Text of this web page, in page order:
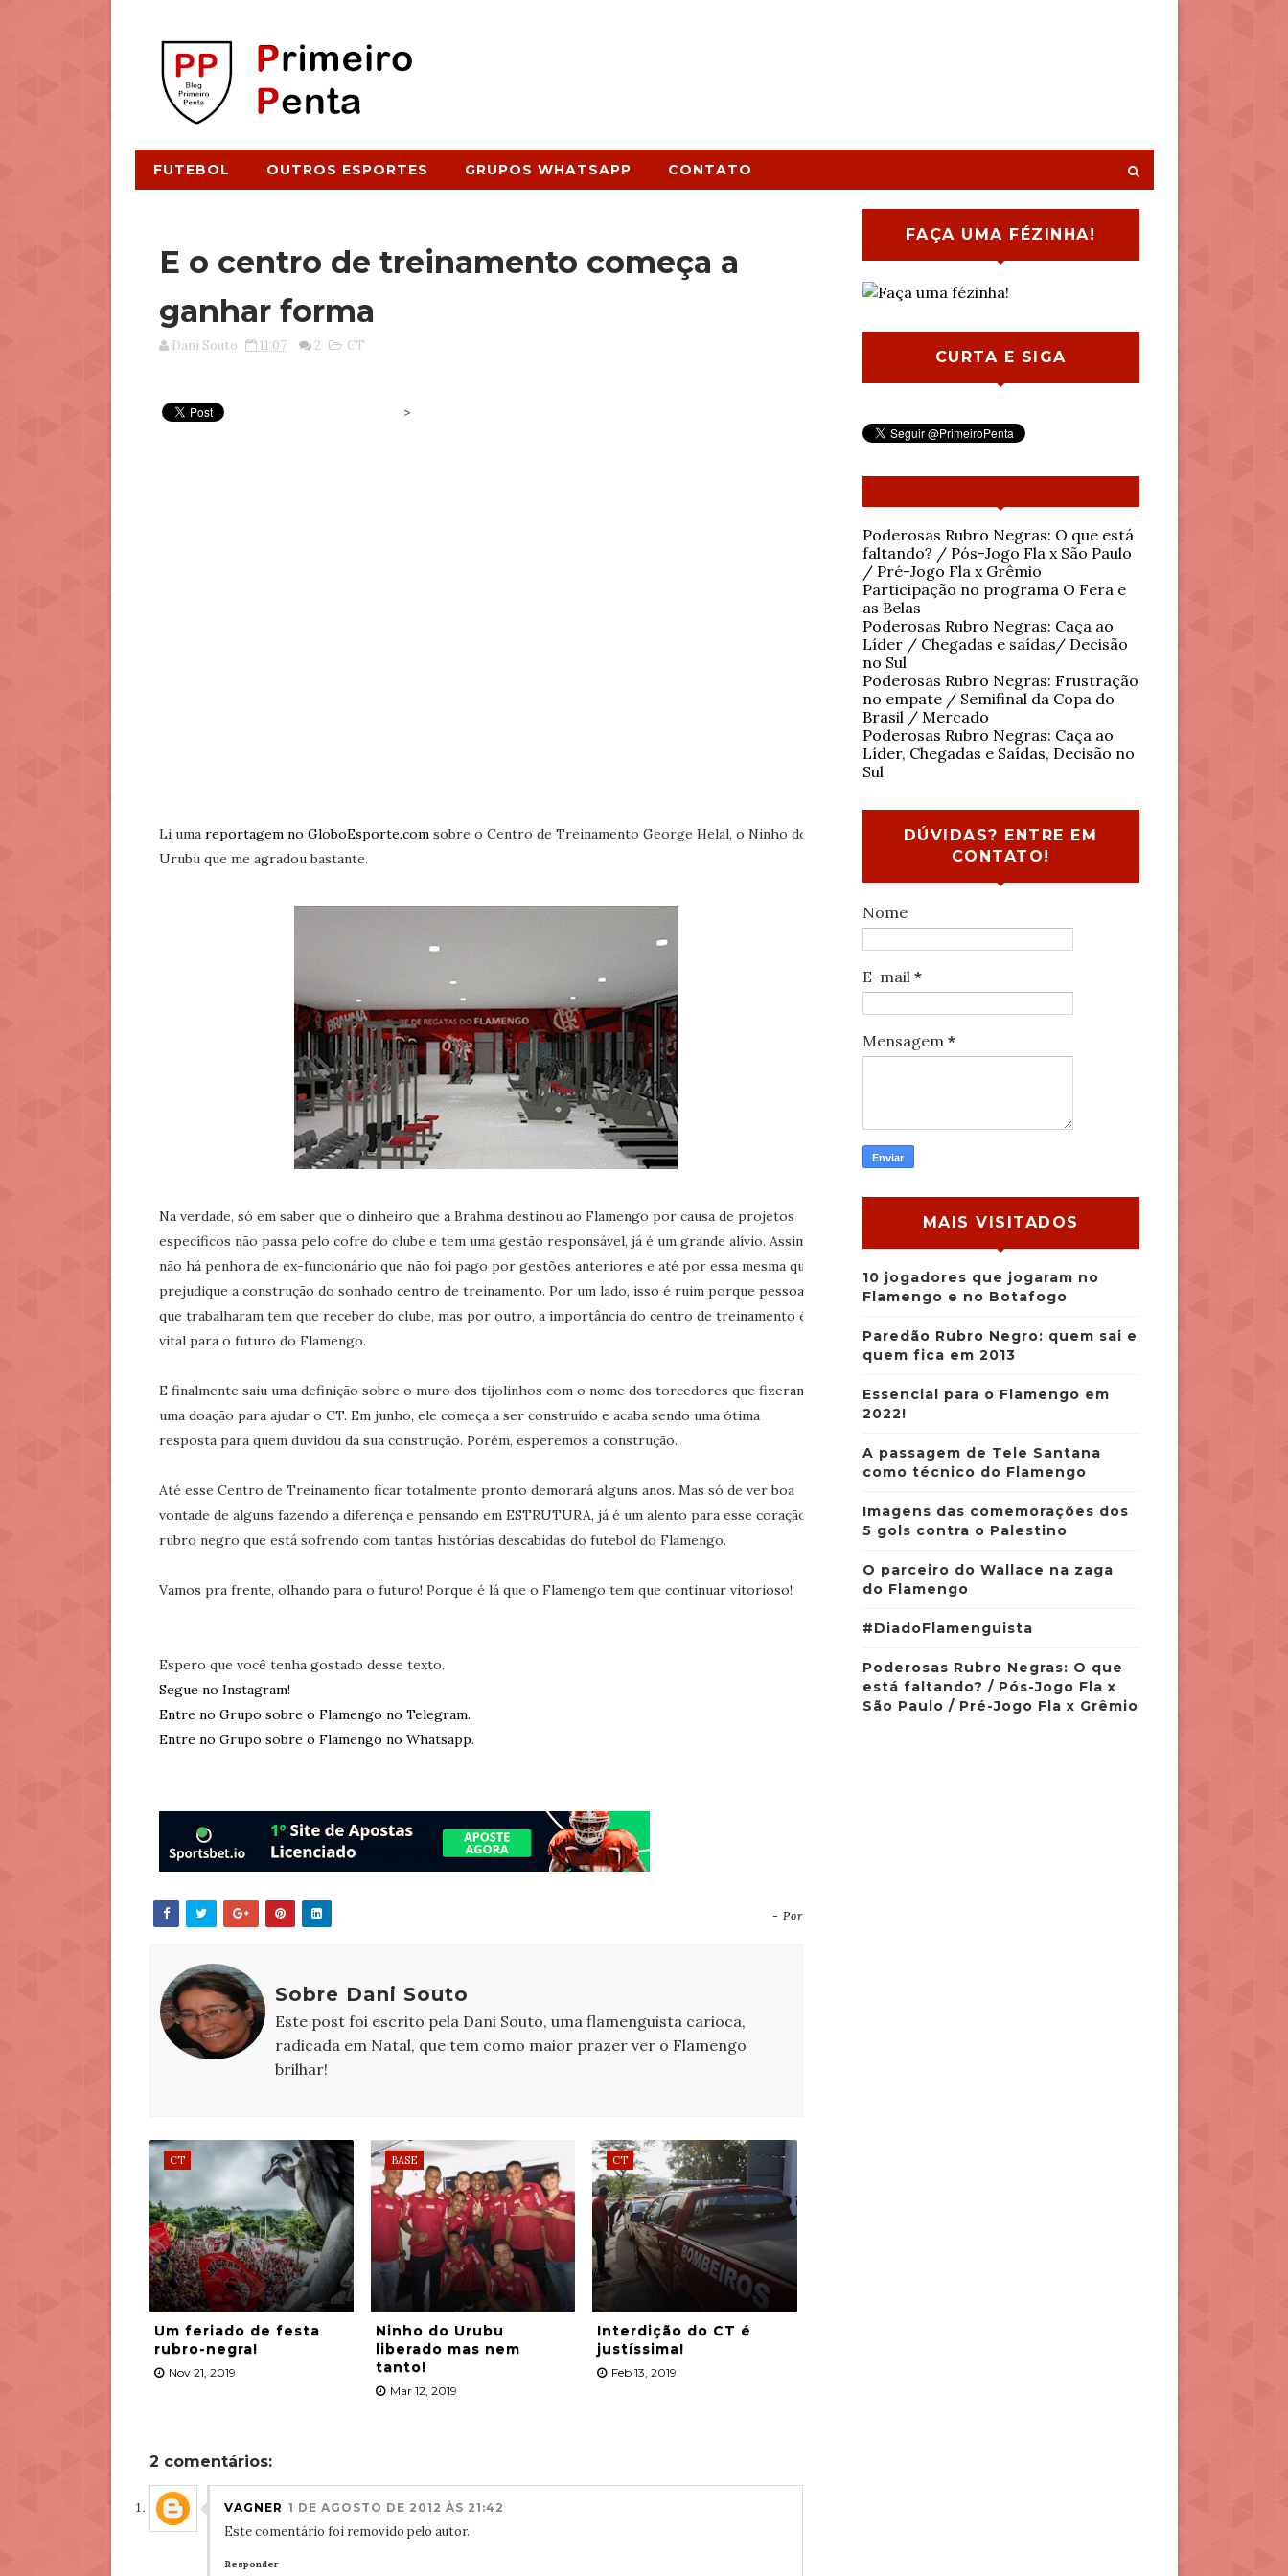
FUTEBOL OUTROS ESPORTES GRUPOS WHATSAPP CONTATO
E o centro de treinamento começa a
ganhar forma
Dani Souto 11:07 2 CT
>
Li uma reportagem no GloboEsporte.comsobre o Centro de Treinamento George Helal, o Ninho do
Urubu que me agradou bastante.
Na verdade, só em saber que o dinheiro que a Brahma destinou ao Flamengo por causa de projetos
específicos não passa pelo cofre do clube e tem uma gestão responsável, já é um grande alívio. Assim,
não há penhora de ex-funcionário que não foi pago por gestões anteriores e até por essa mesma que
prejudique a construção do sonhado centro de treinamento. Por um lado, isso é ruim porque pessoas
que trabalharam tem que receber do clube, mas por outro, a importância do centro de treinamento é
vital para o futuro do Flamengo.
E finalmente saiu uma definição sobre o muro dos tijolinhos com o nome dos torcedores que fizeram
uma doação para ajudar o CT. Em junho, ele começa a ser construído e acaba sendo uma ótima
resposta para quem duvidou da sua construção. Porém, esperemos a construção.
Até esse Centro de Treinamento ficar totalmente pronto demorará alguns anos. Mas só de ver boa
vontade de alguns fazendo a diferença e pensando em ESTRUTURA, já é um alento para esse coração
rubro negro que está sofrendo com tantas histórias descabidas do futebol do Flamengo.
Vamos pra frente, olhando para o futuro! Porque é lá que o Flamengo tem que continuar vitorioso!
Espero que você tenha gostado desse texto.
Segue no Instagram!
Entre no Grupo sobre o Flamengo no Telegram.
Entre no Grupo sobre o Flamengo no Whatsapp.
- Por
Sobre Dani Souto
Este post foi escrito pela Dani Souto, uma flamenguista carioca,
radicada em Natal, que tem como maior prazer ver o Flamengo
brilhar!
CT
Um feriado de festa
rubro-negra!
Nov 21, 2019
BASE
Ninho do Urubu
liberado mas nem
tanto!
Mar 12, 2019
CT
Interdição do CT é
justíssima!
Feb 13, 2019
2 comentários:
VAGNER 1 DE AGOSTO DE 2012 ÀS 21:42
Este comentário foi removido pelo autor.
Responder
FAÇA UMA FÉZINHA!
CURTA E SIGA
Poderosas Rubro Negras: O que está
faltando? / Pós-Jogo Fla x São Paulo
/ Pré-Jogo Fla x Grêmio
Participação no programa O Fera e
as Belas
Poderosas Rubro Negras: Caça ao
Líder / Chegadas e saídas/ Decisão
no Sul
Poderosas Rubro Negras: Frustração
no empate / Semifinal da Copa do
Brasil / Mercado
Poderosas Rubro Negras: Caça ao
Líder, Chegadas e Saídas, Decisão no
Sul
DÚVIDAS? ENTRE EM
CONTATO!
Nome
E-mail *
Mensagem *
MAIS VISITADOS
10 jogadores que jogaram no
Flamengo e no Botafogo
Paredão Rubro Negro: quem sai e
quem fica em 2013
Essencial para o Flamengo em
2022!
A passagem de Tele Santana
como técnico do Flamengo
Imagens das comemorações dos
5 gols contra o Palestino
O parceiro do Wallace na zaga
do Flamengo
#DiadoFlamenguista
Poderosas Rubro Negras: O que
está faltando? / Pós-Jogo Fla x
São Paulo / Pré-Jogo Fla x Grêmio